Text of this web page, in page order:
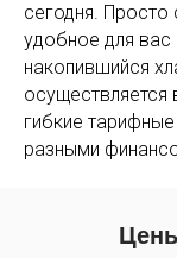
сегодня.
удобное для
накопившийся
осуществляется
гибкие
разными